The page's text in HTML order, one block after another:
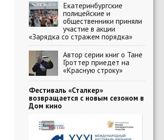
Екатеринбургские
полицейские и
общественники приняли
участие в акции
«Зарядка со стражем порядка»
Автор серии книг о Тане
Гроттер приедет на
«Красную строку»
Фестиваль «Сталкер»
возвращается с новым сезоном в
Дом кино